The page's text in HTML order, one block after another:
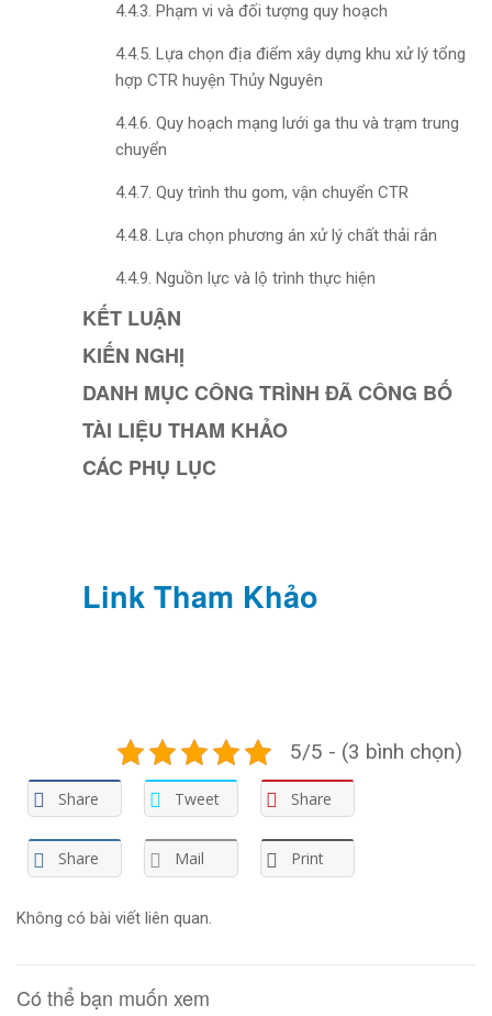
4.4.3. Phạm vi và đối tượng quy hoạch
4.4.5. Lựa chọn địa điểm xây dựng khu xử lý tổng
hợp CTR huyện Thủy Nguyên
4.4.6. Quy hoạch mạng lưới ga thu và trạm trung
chuyển
4.4.7. Quy trình thu gom, vận chuyển CTR
4.4.8. Lựa chọn phương án xử lý chất thải rắn
4.4.9. Nguồn lực và lộ trình thực hiện
KẾT LUẬN
KIẾN NGHỊ
DANH MỤC CÔNG TRÌNH ĐÃ CÔNG BỐ
TÀI LIỆU THAM KHẢO
CÁC PHỤ LỤC
Link Tham Khảo
5/5 - (3 bình chọn)
Share Tweet Share
Share Mail Print
Không có bài viết liên quan.
Có thể bạn muốn xem